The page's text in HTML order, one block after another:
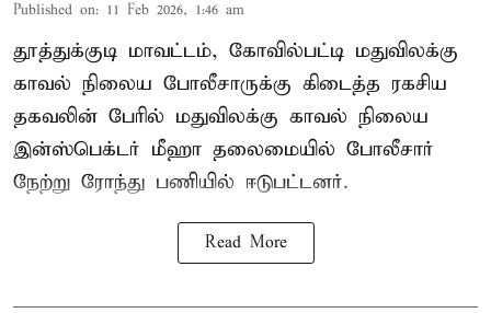
Published on: 11 Feb 2026, 1:46 am
தூத்துக்குடி மாவட்டம், கோவில்பட்டி மதுவிலக்கு
காவல் நிலைய போலீசாருக்கு கிடைத்த ரகசிய
தகவலின் பேரில் மதுவிலக்கு காவல் நிலைய
இன்ஸ்பெக்டர் மீஹா தலைமையில் போலீசார்
நேற்று ரோந்து பணியில் ஈடுபட்டனர்.
Read More